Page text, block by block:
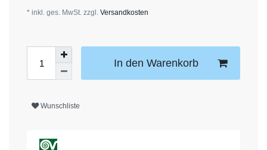
* inkl. ges. MwSt. zzgl. Versandkosten
In den Warenkorb
Wunschliste